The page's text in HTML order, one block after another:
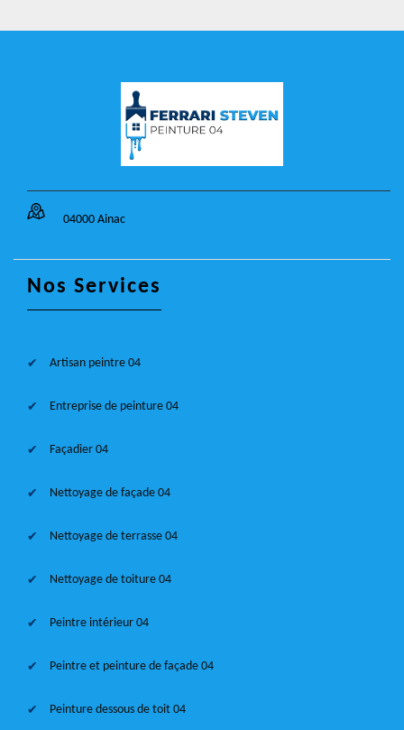
04000 Ainac
Nos Services
Artisan peintre 04
Entreprise de peinture 04
Façadier 04
Nettoyage de façade 04
Nettoyage de terrasse 04
Nettoyage de toiture 04
Peintre intérieur 04
Peintre et peinture de façade 04
Peinture dessous de toit 04